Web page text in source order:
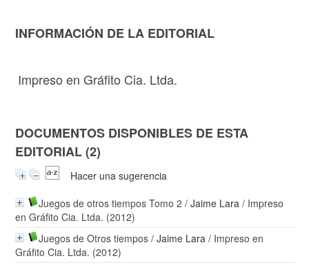
INFORMACIÓN DE LA EDITORIAL
Impreso en Gráfito Cia. Ltda.
DOCUMENTOS DISPONIBLES DE ESTA
EDITORIAL (2)
Hacer una sugerencia
Juegos de otros tiempos Tomo 2 /Jaime Lara / Impreso
en Gráfito Cia. Ltda. (2012)
Juegos de Otros tiempos /Jaime Lara / Impreso en
Gráfito Cia. Ltda. (2012)